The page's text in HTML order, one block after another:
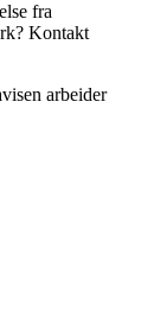
fra
Kontakt
arbeider